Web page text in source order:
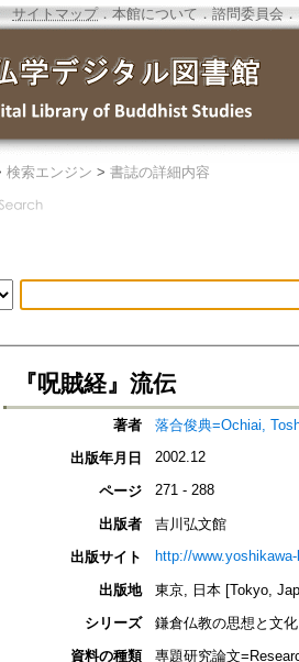
サイトマップ．本館について ． 諮問委員会 ．
検索エンジン > 書誌の詳細内容
『呪賊経』流伝
著者
落合俊典=Ochiai,
出版年月日
2002.12
ページ 271 - 288
出版者
吉川弘文館
出版サイト
http://
出版地
東京, 日本 [Tokyo,
シリーズ
鎌倉仏教の思想と文化
資料の種類
專題研究論文